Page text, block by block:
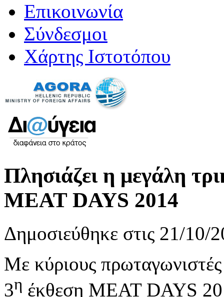
Επικοινωνία
Σύνδεσμοι
Χάρτης Ιστοτόπου
Πλησιάζει η μεγάλη
MEAT DAYS 2014
Δημοσιεύθηκε στις 21/10/
Με κύριους
3η έκθεση MEAT DAYS